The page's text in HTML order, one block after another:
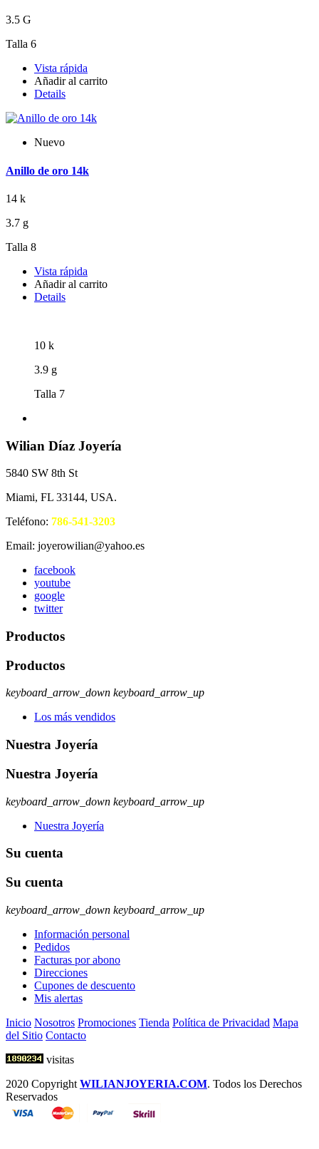
3.5 G
Talla 6
Vista rápida
Añadir al carrito
Details
Nuevo
Anillo de oro 14k
14 k
3.7 g
Talla 8
Vista rápida
Añadir al carrito
Details
10 k
3.9 g
Talla 7
Wilian Díaz Joyería
5840 SW 8th St
Miami, FL 33144, USA.
Teléfono: 786-541-3203
Email: joyerowilian@yahoo.es
facebook
youtube
google
twitter
Productos
Productos
keyboard_arrow_down keyboard_arrow_up
Los más vendidos
Nuestra Joyería
Nuestra Joyería
keyboard_arrow_down keyboard_arrow_up
Nuestra Joyería
Su cuenta
Su cuenta
keyboard_arrow_down keyboard_arrow_up
Información personal
Pedidos
Facturas por abono
Direcciones
Cupones de descuento
Mis alertas
Inicio Nosotros Promociones Tienda Política de Privacidad Mapa
del Sitio Contacto
visitas
2020 Copyright WILIANJOYERIA.COM. Todos los Derechos
Reservados